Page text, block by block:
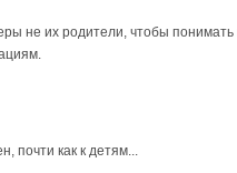
не их родители, чтобы
почти как к детям...